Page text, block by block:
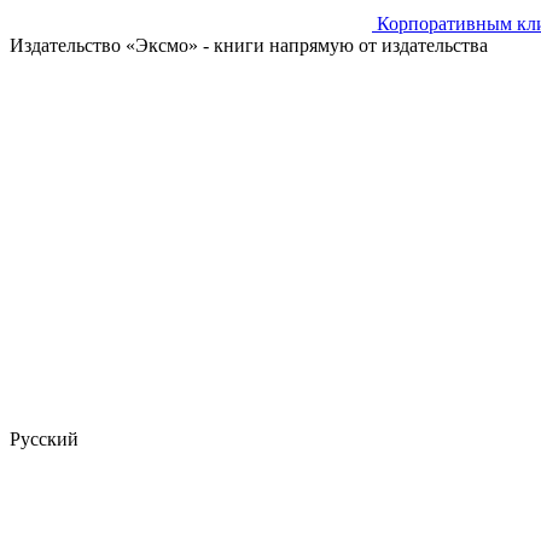
Корпоративным
Издательство «Эксмо» - книги напрямую от издательства
Русский